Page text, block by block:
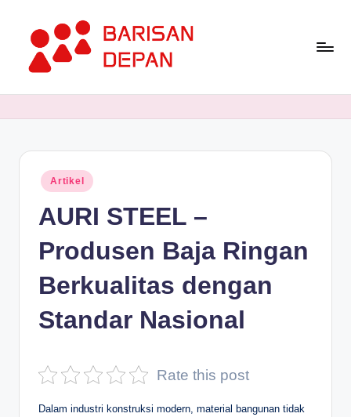
content
D
Terupdate
Posted
in
Artikel
AURI STEEL –
Produsen Baja Ringan
Berkualitas dengan
Standar Nasional
Rate this post
Dalam industri konstruksi modern, material bangunan tidak